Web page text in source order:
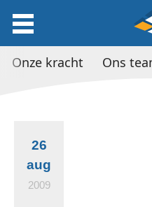
26
aug
2009
Onze kracht Ons